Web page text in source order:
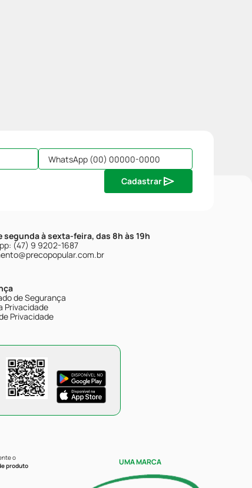
Cadastrar
segunda à sexta-feira, das 8h às 19h
(47) 9 9202-1687
de Segurança
Privacidade
Privacidade
o
produto
UMA MARCA